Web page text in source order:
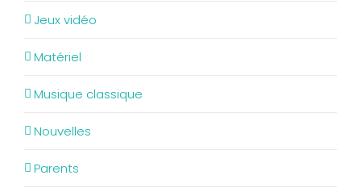
Jeux vidéo
Matériel
Musique classique
Nouvelles
Parents